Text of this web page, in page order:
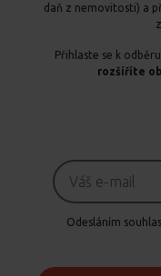
daň z nemovitosti) a
Přihlaste se k
rozšíříte
Odesláním